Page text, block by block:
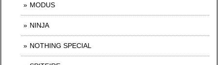
MODUS
NINJA
NOTHING SPECIAL